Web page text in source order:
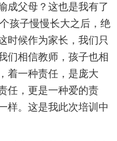
成父母？这也是我有了
孩子慢慢长大之后，绝
时候作为家长，我们只
们相信教师，孩子也相
着一种责任，是庞大
任，更是一种爱的责
样。这是我此次培训中